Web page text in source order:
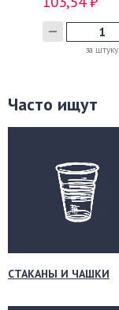
за штуку
Часто ищут
СТАКАНЫ И ЧАШКИ